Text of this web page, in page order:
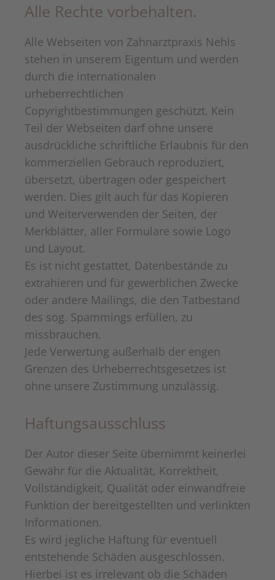
Alle Rechte vorbehalten.
Alle Webseiten von Zahnarztpraxis Nehls
stehen in unserem Eigentum und werden
durch die internationalen
urheberrechtlichen
Copyrightbestimmungen geschützt. Kein
Teil der Webseiten darf ohne unsere
ausdrückliche schriftliche Erlaubnis für den
kommerziellen Gebrauch reproduziert,
übersetzt, übertragen oder gespeichert
werden. Dies gilt auch für das Kopieren
und Weiterverwenden der Seiten, der
Merkblätter, aller Formulare sowie Logo
und Layout.
Es ist nicht gestattet, Datenbestände zu
extrahieren und für gewerblichen Zwecke
oder andere Mailings, die den Tatbestand
des sog. Spammings erfüllen, zu
missbrauchen.
Jede Verwertung außerhalb der engen
Grenzen des Urheberrechtsgesetzes ist
ohne unsere Zustimmung unzulässig.
Haftungsausschluss
Der Autor dieser Seite übernimmt keinerlei
Gewähr für die Aktualität, Korrektheit,
Vollständigkeit, Qualität oder einwandfreie
Funktion der bereitgestellten und verlinkten
Informationen.
Es wird jegliche Haftung für eventuell
entstehende Schäden ausgeschlossen.
Hierbei ist es irrelevant ob die Schäden